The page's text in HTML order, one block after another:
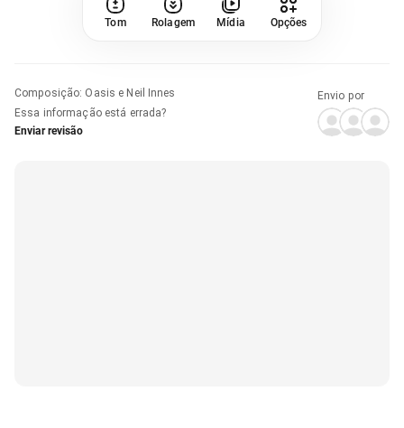
Tom Rolagem Mídia Opções
Composição: Oasis e Neil Innes
Essa informação está errada?
Enviar revisão
Envio por